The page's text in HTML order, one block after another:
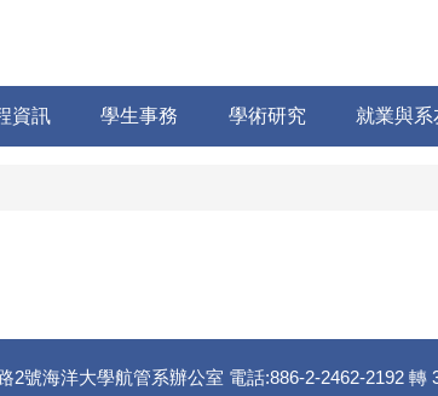
資訊 學生事務 學術研究 就業與系
2號海洋大學航管系辦公室 電話:886-2-2462-2192 轉